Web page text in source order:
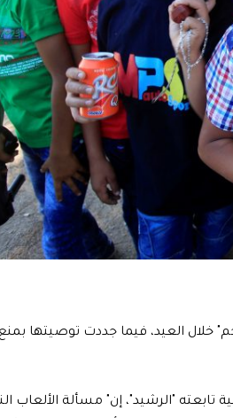
خلال العيد، فيما جددت توصيتها بمنع
"الرشيد"، إن" مسألة الألعاب